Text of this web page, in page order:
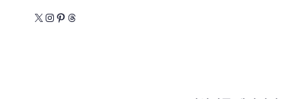
X Instagram Pinterest Threads